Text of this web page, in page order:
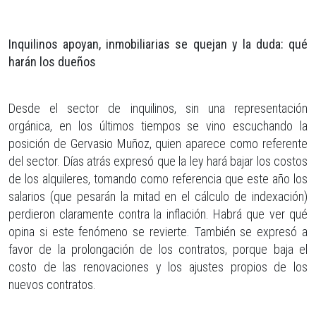
​Inquilinos apoyan, inmobiliarias se quejan y la duda: qué
harán los dueños
Desde el sector de inquilinos, sin una representación
orgánica, en los últimos tiempos se vino escuchando la
posición de Gervasio Muñoz, quien aparece como referente
del sector. Días atrás expresó que la ley hará bajar los costos
de los alquileres, tomando como referencia que este año los
salarios (que pesarán la mitad en el cálculo de indexación)
perdieron claramente contra la inflación. Habrá que ver qué
opina si este fenómeno se revierte. También se expresó a
favor de la prolongación de los contratos, porque baja el
costo de las renovaciones y los ajustes propios de los
nuevos contratos.